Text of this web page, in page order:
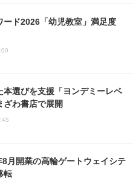
ード2026「幼児教室」満足度
本選びを支援「ヨンデミーレベ
ざわ書店で展開
月開業の高輪ゲートウェイシテ
転